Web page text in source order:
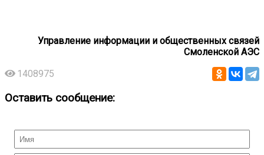
Управление информации и общественных связей
Смоленской АЭС
1408975
Оставить сообщение: